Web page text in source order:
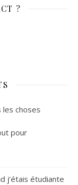
?
les choses
pour
j’étais étudiante